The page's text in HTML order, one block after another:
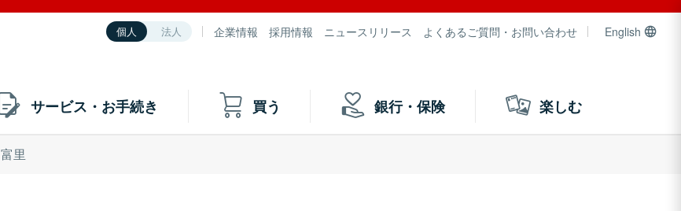
個人 法人 企業情報 採用情報 ニュースリリース よくあるご質問・お問い合わせ English
サービス・お手続き 買う 銀行・保険 楽しむ
富里